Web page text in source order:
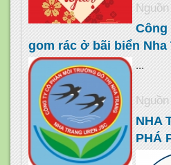
Công
gom rác ở bãi biển Nha
...
NHA
PHÁ